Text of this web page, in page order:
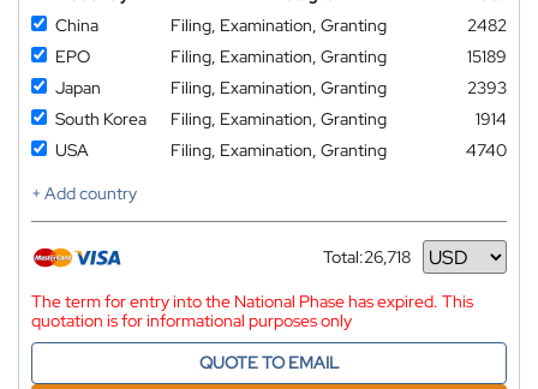
China
Filing, Examination, Granting
2482
EPO
Filing, Examination, Granting
15189
Japan
Filing, Examination, Granting
2393
South Korea
Filing, Examination, Granting
1914
USA
Filing, Examination, Granting
4740
+ Add country
Total:26,718
Currency
The term for entry into the National Phase has expired. This
quotation is for informational purposes only
QUOTE TO EMAIL